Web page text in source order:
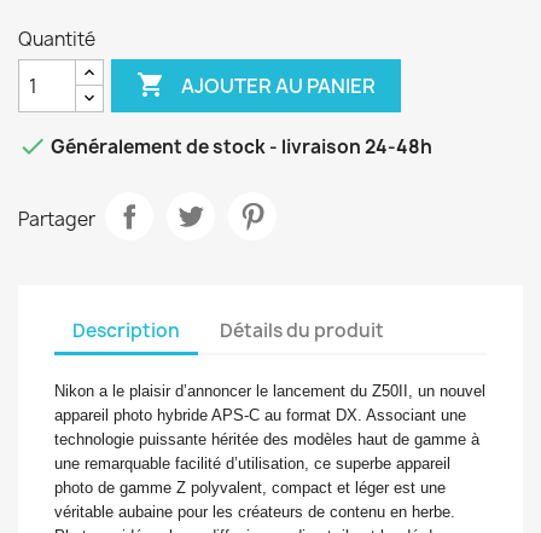
Quantité
 AJOUTER AU PANIER
 Généralement de stock - livraison 24-48h
Partager
Description Détails du produit
Nikon a le plaisir d’annoncer le lancement du Z50II, un nouvel
appareil photo hybride APS-C au format DX. Associant une
technologie puissante héritée des modèles haut de gamme à
une remarquable facilité d’utilisation, ce superbe appareil
photo de gamme Z polyvalent, compact et léger est une
véritable aubaine pour les créateurs de contenu en herbe.